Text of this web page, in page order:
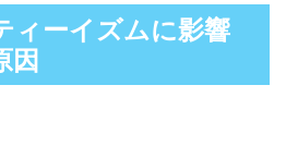
ィーイズムに影響
因